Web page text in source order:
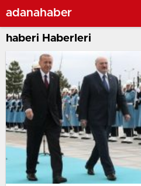
adanahaber
haberi Haberleri